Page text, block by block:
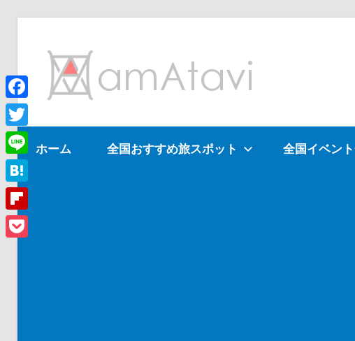
ン
ツ
へ
ス
キ
ッ
プ
を
見
ホーム 全国おすすめ旅スポット 全国イベン
Facebook
Twitter
Line
Hatena
Flipboard